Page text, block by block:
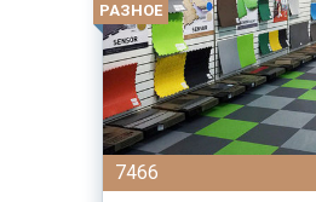
РАЗНОЕ
7466